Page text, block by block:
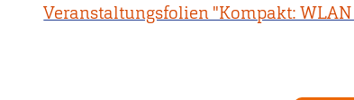
Veranstaltungsfolien "Kompakt: WLAN